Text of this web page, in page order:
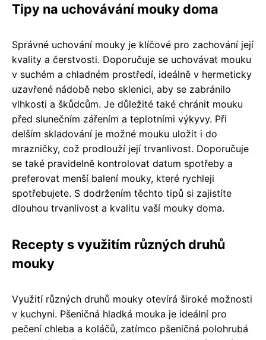
Tipy na uchovávání mouky doma
Správné uchování mouky je klíčové pro zachování její
kvality a čerstvosti. Doporučuje se uchovávat mouku
v suchém a chladném prostředí, ideálně v hermeticky
uzavřené nádobě nebo sklenici, aby se zabránilo
vlhkosti a škůdcům. Je důležité také chránit mouku
před slunečním zářením a teplotními výkyvy. Při
delším skladování je možné mouku uložit i do
mrazničky, což prodlouží její trvanlivost. Doporučuje
se také pravidelně kontrolovat datum spotřeby a
preferovat menší balení mouky, které rychleji
spotřebujete. S dodržením těchto tipů si zajistíte
dlouhou trvanlivost a kvalitu vaší mouky doma.
Recepty s využitím různých druhů
mouky
Využití různých druhů mouky otevírá široké možnosti
v kuchyni. Pšeničná hladká mouka je ideální pro
pečení chleba a koláčů, zatímco pšeničná polohrubá